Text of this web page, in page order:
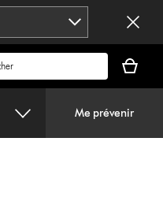
panier
est
Me prévenir